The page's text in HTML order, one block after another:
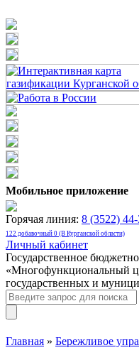
Мобильное приложение
Горячая линия: 8 (3522)
122 добавочный 0 (В Курганской области)
Личный кабинет
Государственное
«Многофункциональный
государственных и
Главная » Бережливое